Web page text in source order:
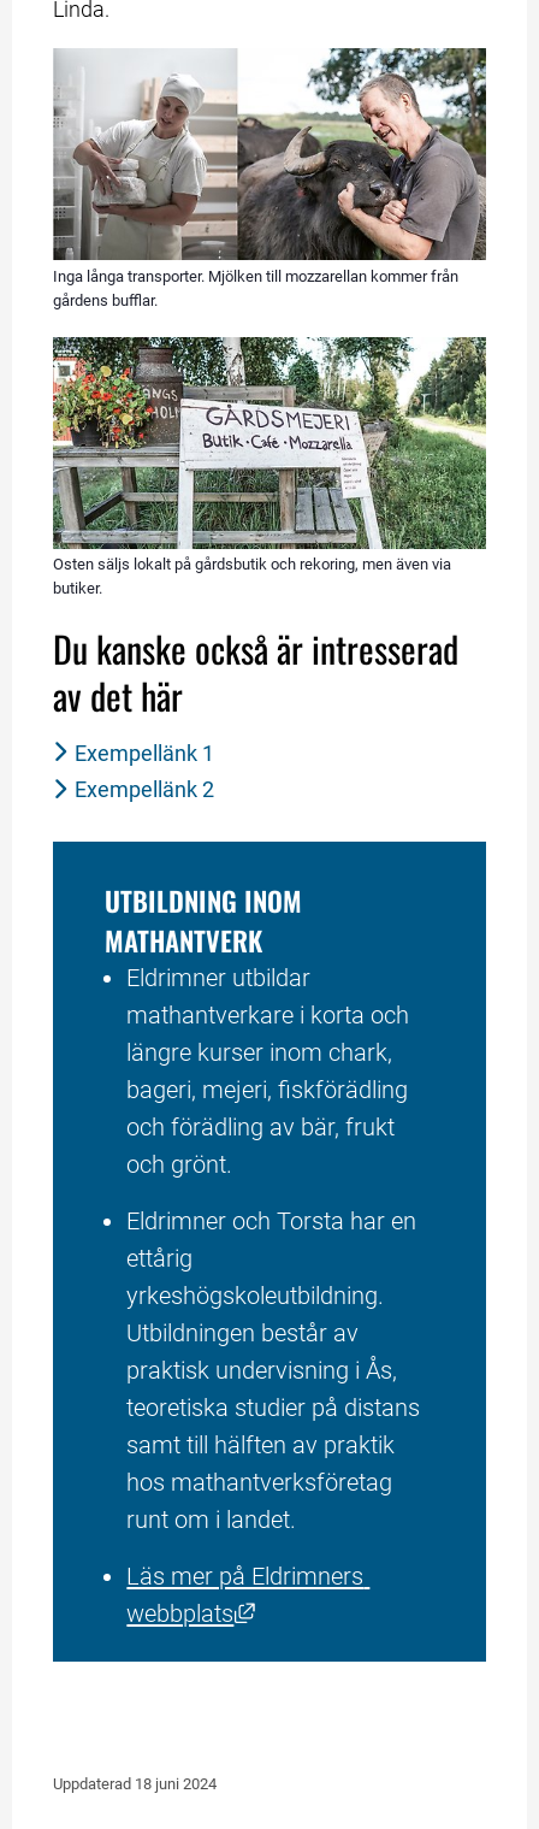
Linda.
Inga långa transporter. Mjölken till mozzarellan kommer från
gårdens bufflar.
Osten säljs lokalt på gårdsbutik och rekoring, men även via
butiker.
Du kanske också är intresserad
av det här
Exempellänk 1
Exempellänk 2
UTBILDNING INOM
MATHANTVERK
Eldrimner utbildar
mathantverkare i korta och
längre kurser inom chark,
bageri, mejeri, fiskförädling
och förädling av bär, frukt
och grönt.
Eldrimner och Torsta har en
ettårig
yrkeshögskoleutbildning.
Utbildningen består av
praktisk undervisning i Ås,
teoretiska studier på distans
samt till hälften av praktik
hos mathantverksföretag
runt om i landet.
Läs mer på Eldrimners
webbplats
Länk till annan webbplats,
Uppdaterad 18 juni 2024